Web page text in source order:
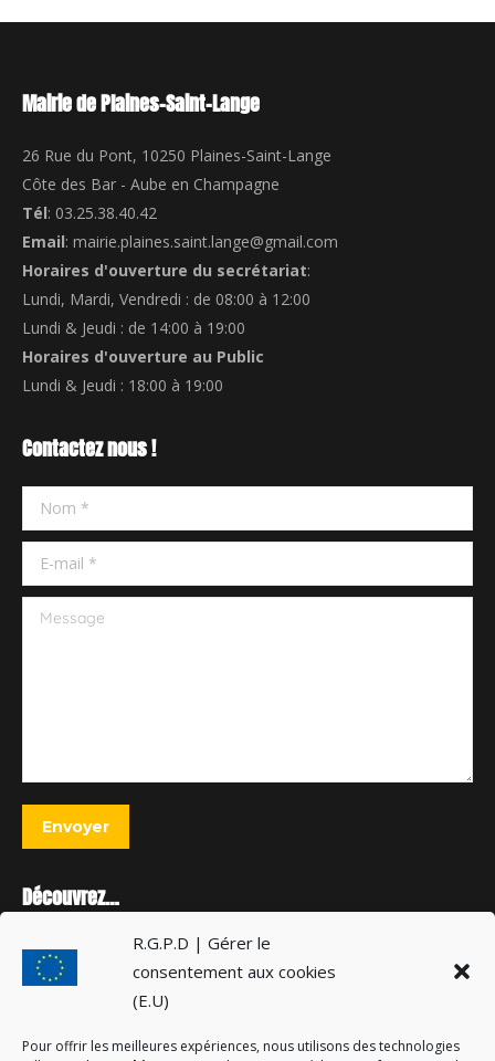
R.G.P.D | Gérer le
consentement aux cookies
(E.U)
Pour offrir les meilleures expériences, nous utilisons des technologies
Mairie de Plaines-Saint-Lange
26 Rue du Pont, 10250 Plaines-Saint-Lange
Côte des Bar - Aube en Champagne
Tél: 03.25.38.40.42
Email: mairie.plaines.saint.lange@gmail.com
Horaires d'ouverture du secrétariat:
Lundi, Mardi, Vendredi : de 08:00 à 12:00
Lundi & Jeudi : de 14:00 à 19:00
Horaires d'ouverture au Public
Lundi & Jeudi : 18:00 à 19:00
Contactez nous !
Nom *
E-mail *
Message
Envoyer
Découvrez…
Cérémonie souvenir du maquis de Mussy-Grancey
21 juillet 2026